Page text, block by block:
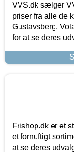
VVS.dk sælger
priser fra alle de
Gustavsberg,
for at se deres
Frishop.dk er et
et fornuftigt
at se deres